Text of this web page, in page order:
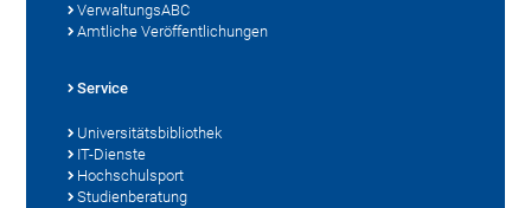
VerwaltungsABC
Amtliche Veröffentlichungen
Service
Universitätsbibliothek
IT-Dienste
Hochschulsport
Studienberatung